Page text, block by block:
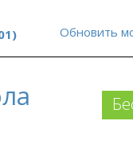
Обновить